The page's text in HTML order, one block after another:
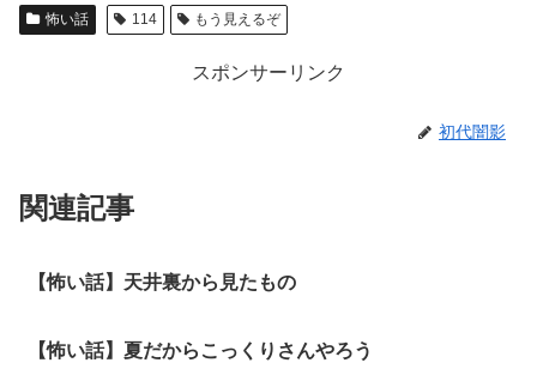
怖い話 114 もう見えるぞ
スポンサーリンク
初代闇影
関連記事
【怖い話】天井裏から見たもの
【怖い話】夏だからこっくりさんやろう